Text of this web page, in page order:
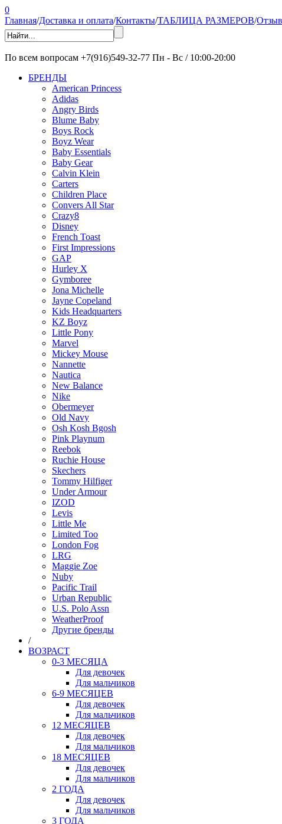
0
Главная/Доставка и оплата/Контакты/ТАБЛИЦА РАЗМЕРОВ/
По всем вопросам +7(916)549-32-77 Пн - Вс / 10:00-20:00
БРЕНДЫ
American Princess
Adidas
Angry Birds
Blume Baby
Boys Rock
Boyz Wear
Baby Essentials
Baby Gear
Calvin Klein
Carters
Children Place
Convers All Star
Crazy8
Disney
French Toast
First Impressions
GAP
Hurley X
Gymboree
Jona Michelle
Jayne Copeland
Kids Headquarters
KZ Boyz
Little Pony
Marvel
Mickey Mouse
Nannette
Nautica
New Balance
Nike
Obermeyer
Old Navy
Osh Kosh Bgosh
Pink Playnum
Reebok
Ruchie House
Skechers
Tommy Hilfiger
Under Armour
IZOD
Levis
Little Me
Limited Too
London Fog
LRG
Maggie Zoe
Nuby
Pacific Trail
Urban Republic
U.S. Polo Assn
WeatherProof
Другие бренды
/
ВОЗРАСТ
0-3 МЕСЯЦА
Для девочек
Для мальчиков
6-9 МЕСЯЦЕВ
Для девочек
Для мальчиков
12 МЕСЯЦЕВ
Для девочек
Для мальчиков
18 МЕСЯЦЕВ
Для девочек
Для мальчиков
2 ГОДА
Для девочек
Для мальчиков
3 ГОДА